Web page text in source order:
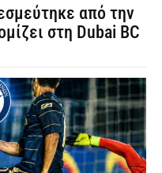
από την
στη Dubai BC